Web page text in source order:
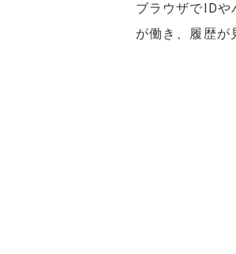
ブラウザでIDや
が働き、履歴が